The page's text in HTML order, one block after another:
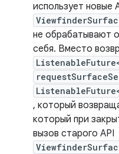
использует новые
не обрабатывают
себя. Вместо
, который
который при
вызов старого API